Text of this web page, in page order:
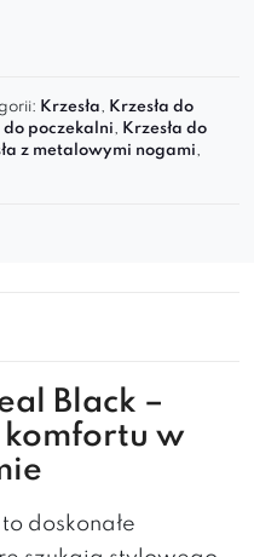
Krzesła, Krzesła do
do poczekalni, Krzesła do
z metalowymi nogami,
Black –
komfortu w
doskonałe